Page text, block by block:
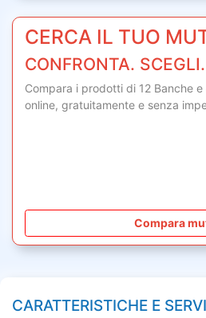
CERCA IL TUO
CONFRONTA.
Compara i prodotti di 12 Banche
online, gratuitamente e senza
Compara
CARATTERISTICHE E